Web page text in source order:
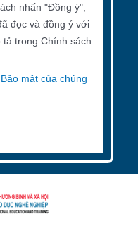
nhấn "Đồng ý",
đọc và đồng ý với
trong Chính sách
mật của chúng